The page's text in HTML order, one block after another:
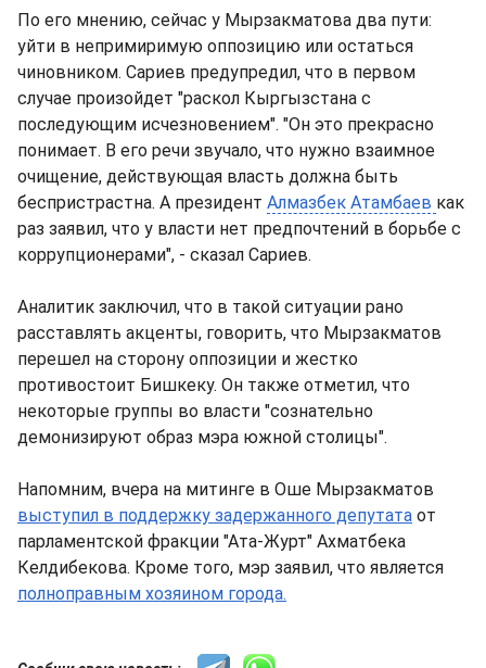
По его мнению, сейчас у Мырзакматова два пути:
уйти в непримиримую оппозицию или остаться
чиновником. Сариев предупредил, что в первом
случае произойдет "раскол Кыргызстана с
последующим исчезновением". "Он это прекрасно
понимает. В его речи звучало, что нужно взаимное
очищение, действующая власть должна быть
беспристрастна. А президент Алмазбек Атамбаев как
раз заявил, что у власти нет предпочтений в борьбе с
коррупционерами", - сказал Сариев.
Аналитик заключил, что в такой ситуации рано
расставлять акценты, говорить, что Мырзакматов
перешел на сторону оппозиции и жестко
противостоит Бишкеку. Он также отметил, что
некоторые группы во власти "сознательно
демонизируют образ мэра южной столицы".
Напомним, вчера на митинге в Оше Мырзакматов
выступил в поддержку задержанного депутата от
парламентской фракции "Ата-Журт" Ахматбека
Келдибекова. Кроме того, мэр заявил, что является
полноправным хозяином города.